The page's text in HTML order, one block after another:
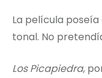
La película
tonal. No
Los Picapiedra,